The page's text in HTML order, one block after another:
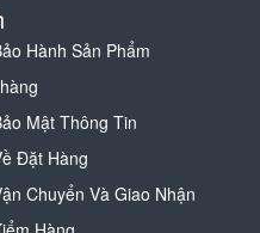
Hành Sản Phẩm
Mật Thông Tin
Đặt Hàng
Chuyển Và Giao Nhận